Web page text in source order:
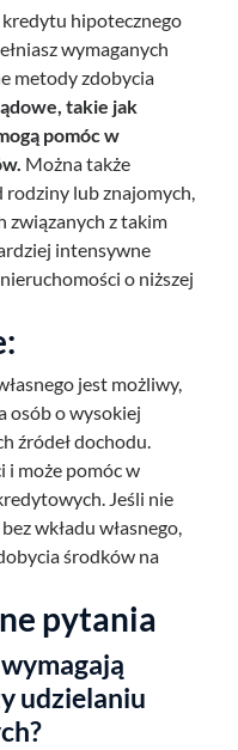
kredytu hipotecznego
wymaganych
metody zdobycia
takie jak
pomóc w
Można także
rodziny lub znajomych,
związanych z takim
intensywne
o niższej
jest możliwy,
osób o wysokiej
źródeł dochodu.
i może pomóc w
Jeśli nie
wkładu własnego,
środków na
pytania
udzielaniu